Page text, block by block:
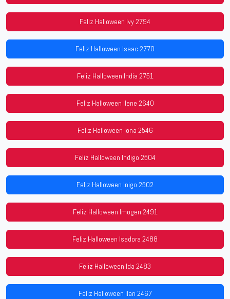
Feliz Halloween Ivy 2794
Feliz Halloween Isaac 2770
Feliz Halloween India 2751
Feliz Halloween Ilene 2640
Feliz Halloween Iona 2546
Feliz Halloween Indigo 2504
Feliz Halloween Inigo 2502
Feliz Halloween Imogen 2491
Feliz Halloween Isadora 2488
Feliz Halloween Ida 2483
Feliz Halloween Ilan 2467